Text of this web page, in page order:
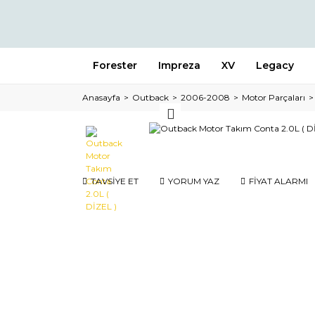
Forester Impreza XV Legacy
Anasayfa Outback 2006-2008 Motor Parçaları
TAVSİYE ET YORUM YAZ FİYAT ALARMI